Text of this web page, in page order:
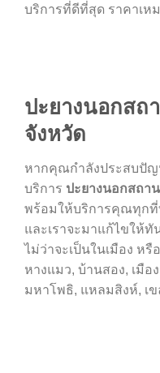
บริการที่ดีที่สุด ราคาเห
ปะยางนอกส
จังหวัด
หากคุณกำลังประสบปัญ
บริการ ปะยางนอกสถา
พร้อมให้บริการคุณทุกที่
และเราจะมาแก้ไขให้
ไม่ว่าจะเป็นในเมือง ห
หางแมว, บ้านสอง, เมือ
มหาโพธิ, แหลมสิงห์, เ